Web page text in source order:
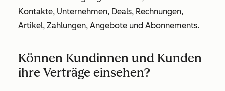
Kontakte, Unternehmen, Deals, Rechnungen,
Artikel, Zahlungen, Angebote und Abonnements.
Können Kundinnen und Kunden
ihre Verträge einsehen?